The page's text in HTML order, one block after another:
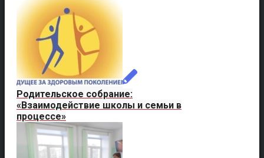
Родительское собрание:
«Взаимодействие школы и семьи в
процессе»